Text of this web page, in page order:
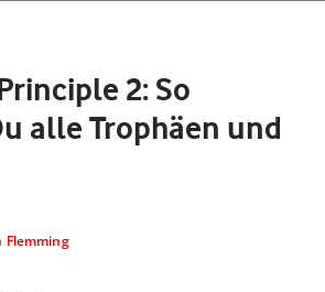
2: So
alle Trophäen und